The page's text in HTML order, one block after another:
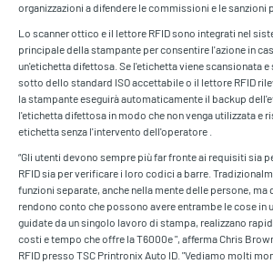
organizzazioni a difendere le commissioni e le sanzioni
Lo scanner ottico e il lettore RFID sono integrati nel
principale della stampante per consentire l'azione in
un'etichetta difettosa. Se l'etichetta viene scansionata e
sotto dello standard ISO accettabile o il lettore RFID
la stampante eseguirà automaticamente il backup
l'etichetta difettosa in modo che non venga utilizzata e
etichetta senza l'intervento dell'operatore .
“Gli utenti devono sempre più far fronte ai requisiti sia
RFID sia per verificare i loro codici a barre.
funzioni separate, anche nella mente delle persone, ma
rendono conto che possono avere entrambe le cose in
guidate da un singolo lavoro di stampa, realizzano
costi e tempo che offre la T6000e ", afferma Chris
RFID presso TSC Printronix Auto ID. "Vediamo molti